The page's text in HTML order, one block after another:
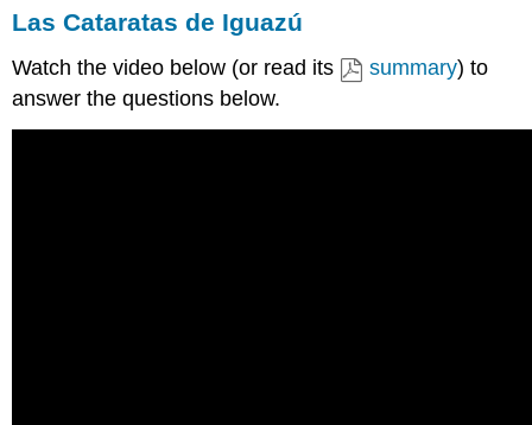
Las Cataratas de Iguazú
Watch the video below (or read its summary) to
answer the questions below.